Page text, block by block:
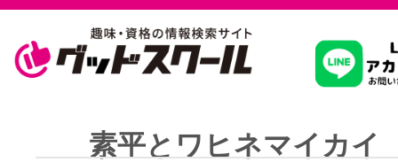
習いたいこ
素平とワヒネマイカ